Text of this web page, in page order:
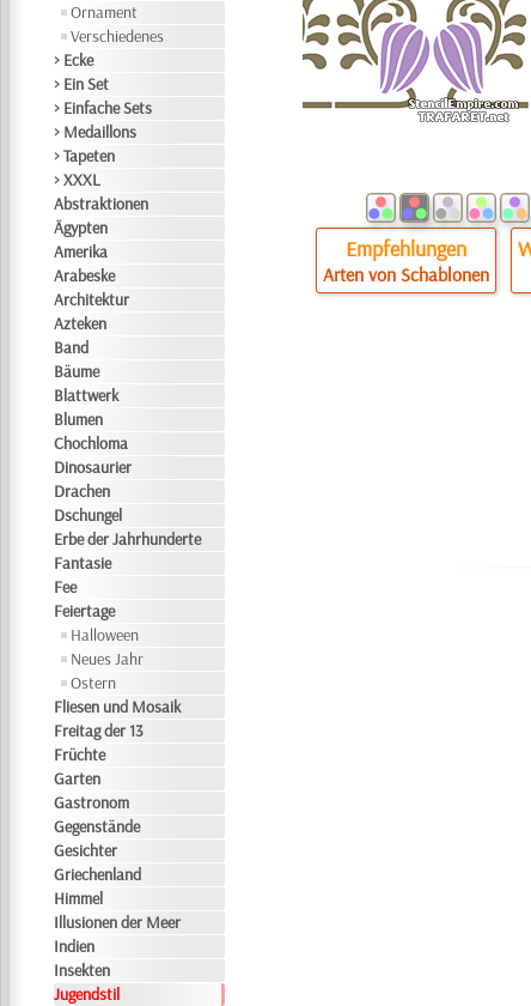
Ornament
Verschiedenes
> Ecke
> Ein Set
> Einfache Sets
> Medaillons
> Tapeten
> XXXL
Abstraktionen
Ägypten
Amerika
Arabeske
Architektur
Azteken
Band
Bäume
Blattwerk
Blumen
Chochloma
Dinosaurier
Drachen
Dschungel
Erbe der Jahrhunderte
Fantasie
Fee
Feiertage
Halloween
Neues Jahr
Ostern
Fliesen und Mosaik
Freitag der 13
Früchte
Garten
Gastronom
Gegenstände
Gesichter
Griechenland
Himmel
Illusionen der Meer
Indien
Insekten
Jugendstil
Empfehlungen
Arten von Schablonen